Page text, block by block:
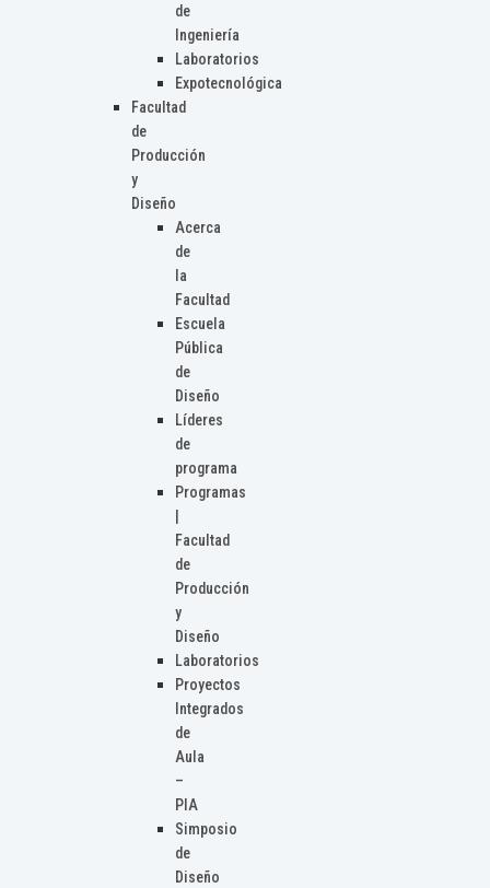
de
Ingeniería
Laboratorios
Expotecnológica
Facultad
de
Producción
y
Diseño
Acerca
de
la
Facultad
Escuela
Pública
de
Diseño
Líderes
de
programa
Programas
Facultad
de
Producción
y
Diseño
Laboratorios
Proyectos
Integrados
de
Aula
–
PIA
Simposio
de
Diseño